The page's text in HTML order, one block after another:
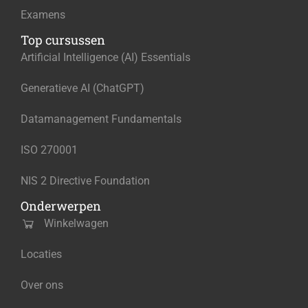
Examens
Top cursussen
Artificial Intelligence (AI) Essentials
Generatieve AI (ChatGPT)
Datamanagement Fundamentals
ISO 270001
NIS 2 Directive Foundation
Onderwerpen
Winkelwagen
Locaties
Over ons